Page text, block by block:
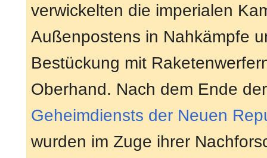
verwickelten die imperialen
Außenpostens in Nahkämpfe
Bestückung mit
Oberhand. Nach dem Ende
Geheimdiensts der Neuen
wurden im Zuge ihrer